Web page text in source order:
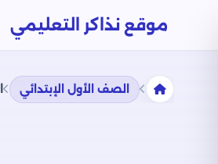
موقع نذاكر التعليمي
الصف الأول الإبتدائي